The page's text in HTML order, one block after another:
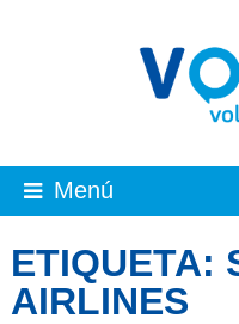
Menú
ETIQUETA:
AIRLINES